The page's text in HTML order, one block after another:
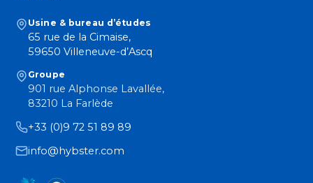
Usine & bureau d’études
65 rue de la Cimaise,
59650 Villeneuve-d’Ascq
Groupe
901 rue Alphonse Lavallée,
83210 La Farlède
+33 (0)9 72 51 89 89
info@hybster.com